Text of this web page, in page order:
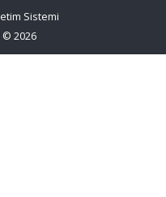
Sistemi
© 2026